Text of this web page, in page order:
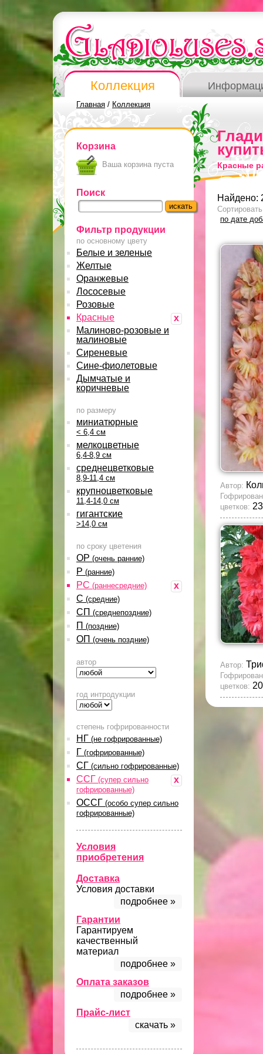
Коллекция
Главная / Коллекция
Корзина
Ваша корзина пуста
Поиск
Фильтр продукции
по основному цвету
Белые и зеленые
Желтые
Оранжевые
Лососевые
Розовые
x
Красные
Малиново-розовые и
малиновые
Сиреневые
Сине-фиолетовые
Дымчатые и
коричневые
по размеру
миниатюрные
< 6,4 см
мелкоцветные
6,4-8,9 см
среднецветковые
8,9-11,4 см
крупноцветковые
11,4-14,0 см
гигантские
>14,0 см
по сроку цветения
ОР (очень ранние)
Р (ранние)
x
РС (раннесредние)
С (средние)
СП (среднепоздние)
П (поздние)
ОП (очень поздние)
автор
год интродукции
степень гофрированности
НГ (не гофрированные)
Г (гофрированные)
СГ (сильно гофрированные)
x
ССГ (супер сильно
гофрированные)
ОССГ (особо супер сильно
гофрированные)
Условия
приобретения
Доставка
Условия доставки
подробнее »
Гарантии
Гарантируем
качественный
материал
подробнее »
Оплата заказов
подробнее »
Прайс-лист
скачать »
Красные
Найдено:
по дате
Автор:
цветков:
Автор:
цветков: